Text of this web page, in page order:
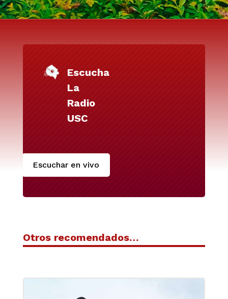
Escucha
La
Radio
USC
Escuchar en vivo
Otros recomendados…